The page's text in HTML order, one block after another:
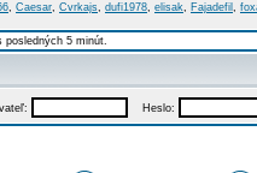
, Caesar, Cvrkajs, dufi1978, elisak, Fajadefil ,
posledných 5 minút.
Heslo: